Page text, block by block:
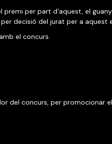
premi per part d’aquest, el
decisió del jurat per a aquest
el concurs.
del concurs, per promocionar